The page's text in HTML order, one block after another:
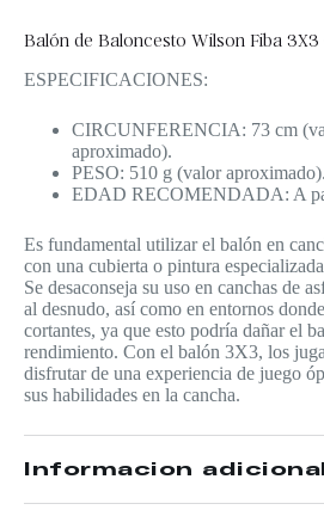
Balón de Baloncesto Wilson Fiba
ESPECIFICACIONES:
CIRCUNFERENCIA: 73 cm
aproximado).
PESO: 510 g (valor aproximado).
EDAD RECOMENDADA: A
Es fundamental utilizar el balón en
con una cubierta o pintura
Se desaconseja su uso en canchas de
al desnudo, así como en entornos
cortantes, ya que esto podría dañar el
rendimiento. Con el balón 3X3, los
disfrutar de una experiencia de juego
sus habilidades en la cancha.
Información adicional